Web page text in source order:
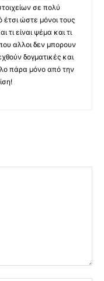
σε πολύ
ώστε μόνοι τους
τι είναι ψέμα και τι
αλλοι δεν μπορουν
δογματικές και
πάρα μόνο από την